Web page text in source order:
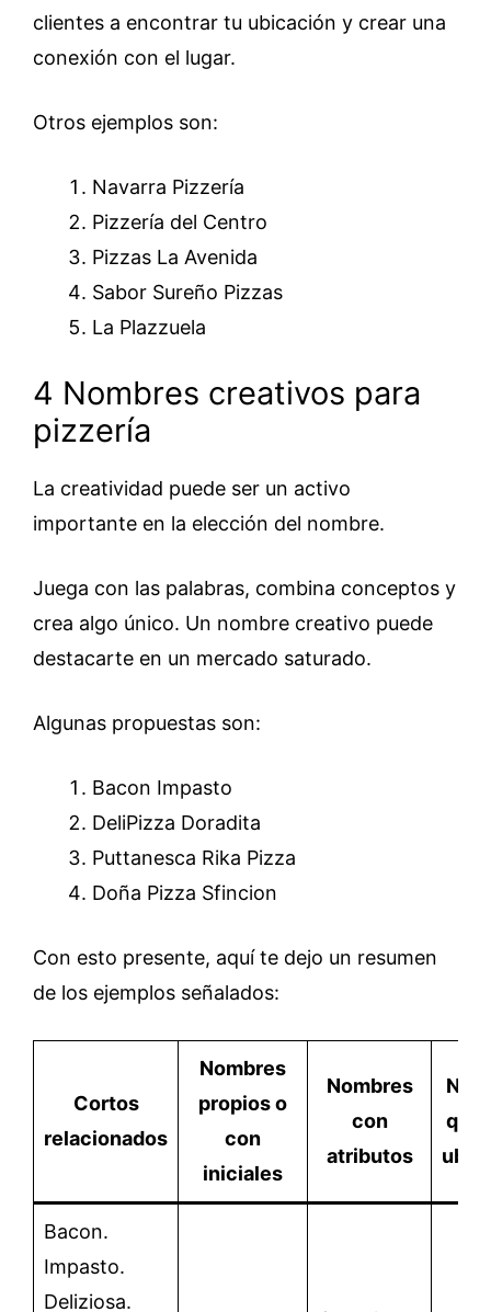
clientes a encontrar tu ubicación y crear una
conexión con el lugar.
Otros ejemplos son:
Navarra Pizzería
Pizzería del Centro
Pizzas La Avenida
Sabor Sureño Pizzas
La Plazzuela
4 Nombres creativos para
pizzería
La creatividad puede ser un activo
importante en la elección del nombre.
Juega con las palabras, combina conceptos y
crea algo único. Un nombre creativo puede
destacarte en un mercado saturado.
Algunas propuestas son:
Bacon Impasto
DeliPizza Doradita
Puttanesca Rika Pizza
Doña Pizza Sfincion
Con esto presente, aquí te dejo un resumen
de los ejemplos señalados:
Cortos
relacionados
Nombres
propios o
con
iniciales
Nombres
con
atributos
que
Bacon.
Impasto.
Deliziosa.